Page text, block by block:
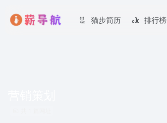
猫步简历 排行榜